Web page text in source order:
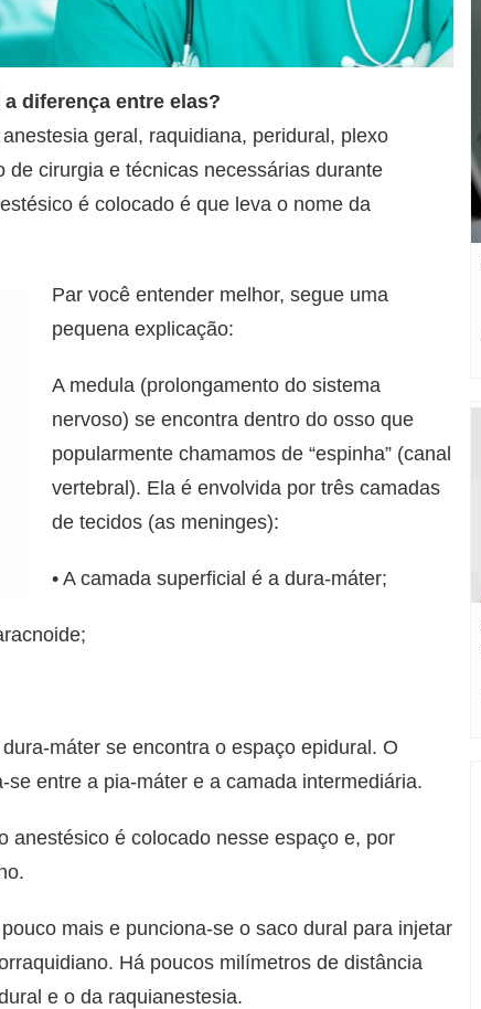
diferença entre elas?
geral, raquidiana, peridural, plexo
cirurgia e técnicas necessárias durante
é colocado é que leva o nome da
Par você entender melhor, segue uma
pequena explicação:
A medula (prolongamento do sistema
nervoso) se encontra dentro do osso que
popularmente chamamos de “espinha” (canal
vertebral). Ela é envolvida por três camadas
de tecidos (as meninges):
• A camada superficial é a dura-máter;
máter se encontra o espaço epidural. O
entre a pia-máter e a camada intermediária.
anestésico é colocado nesse espaço e, por
mais e punciona-se o saco dural para injetar
Há poucos milímetros de distância
e o da raquianestesia.